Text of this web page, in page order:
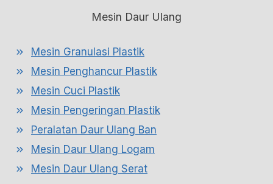
Mesin Daur Ulang
Mesin Granulasi Plastik
Mesin Penghancur Plastik
Mesin Cuci Plastik
Mesin Pengeringan Plastik
Peralatan Daur Ulang Ban
Mesin Daur Ulang Logam
Mesin Daur Ulang Serat